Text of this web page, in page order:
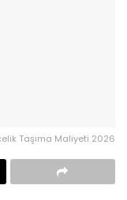
Taşıma Maliyeti 2026